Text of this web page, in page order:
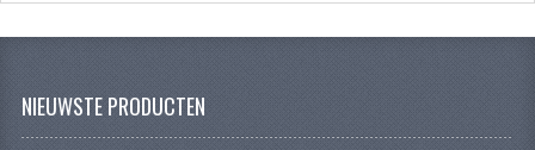
NIEUWSTE PRODUCTEN